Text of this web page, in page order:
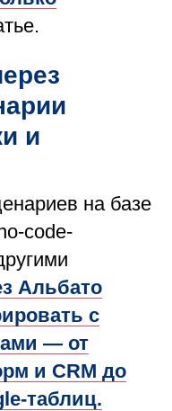
и
на базе
code-
Альбато
с
— от
и CRM до
таблиц.